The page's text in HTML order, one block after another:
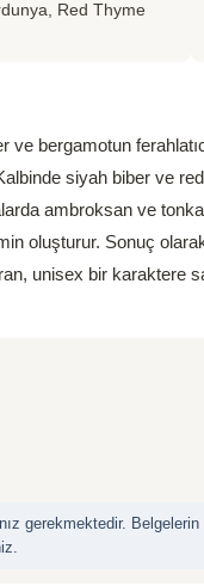
Red Thyme
ve bergamotun
siyah biber ve
ambroksan ve
oluşturur. Sonuç
unisex bir karaktere
gerekmektedir.